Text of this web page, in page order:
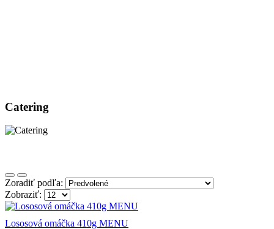
Catering
Zoradiť podľa:
Zobraziť:
Lososová omáčka 410g MENU